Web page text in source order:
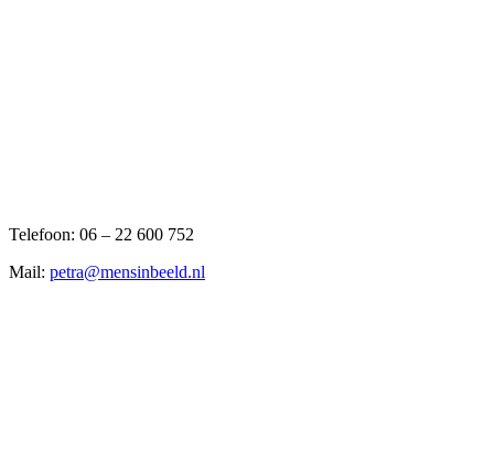
Telefoon: 06 – 22 600 752
Mail: petra@mensinbeeld.nl